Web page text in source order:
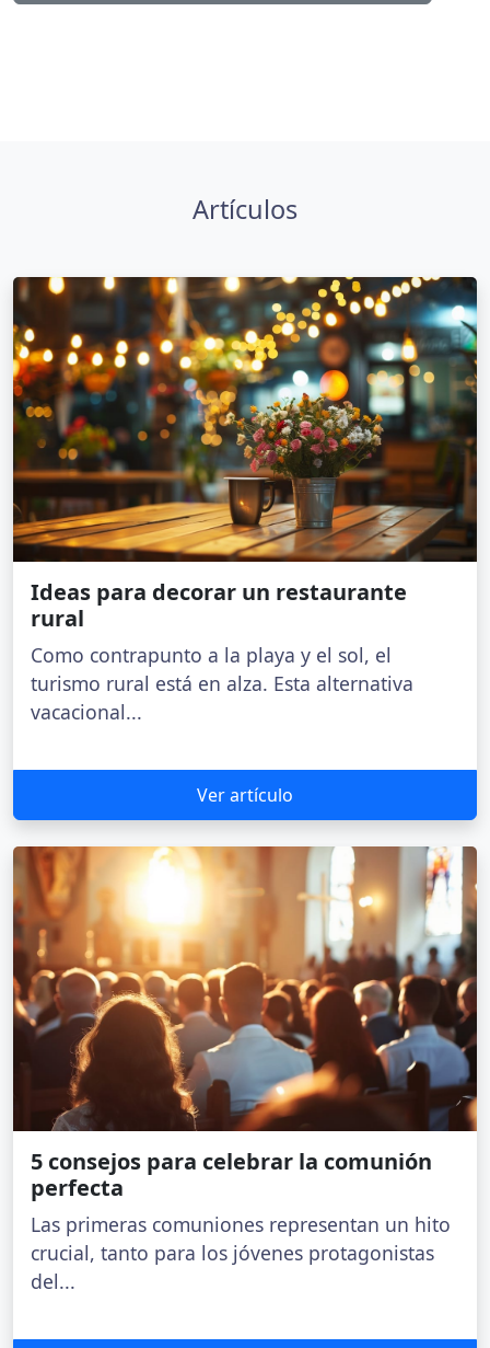
Artículos
Ideas para decorar un restaurante
rural
Como contrapunto a la playa y el sol, el
turismo rural está en alza. Esta alternativa
vacacional...
Ver artículo
5 consejos para celebrar la comunión
perfecta
Las primeras comuniones representan un hito
crucial, tanto para los jóvenes protagonistas
del...